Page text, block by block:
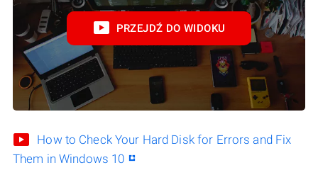
PRZEJDŹ DO WIDOKU
How to Check Your Hard Disk for Errors and Fix
Them in Windows 10